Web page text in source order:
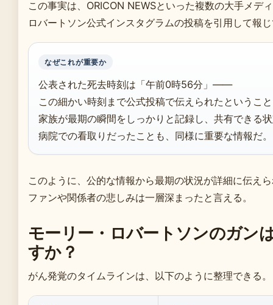
この事実は、ORICON NEWSといった複数の大手メデ
ロバートソン公式インスタグラムの投稿を引用して報
なぜこれが重要か
公表された死去時刻は「午前0時56分」——
この細かい時刻まで公式投稿で伝えられたというこ
家族が最期の瞬間をしっかりと記録し、共有できる
病院での看取りだったことも、同様に重要な情報だ。
このように、公的な情報から最期の状況が詳細に伝え
ファンや関係者の悲しみは一層深まったと言える。
モーリー・ロバートソンのガン
すか？
がん発覚のタイムラインは、以下のように整理できる。